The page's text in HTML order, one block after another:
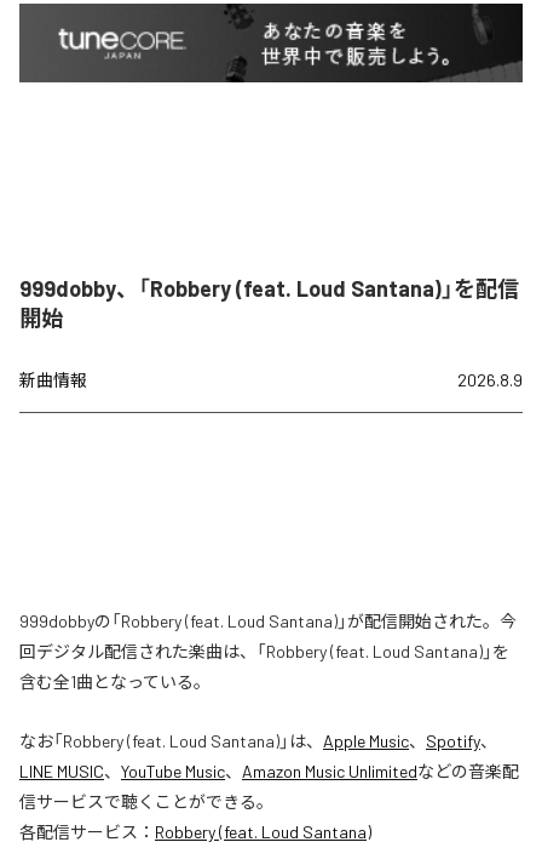
999dobby、「Robbery (feat. Loud Santana)」を配信
開始
新曲情報 2026.8.9
999dobbyの「Robbery (feat. Loud Santana)」が配信開始された。今
回デジタル配信された楽曲は、「Robbery (feat. Loud Santana)」を
含む全1曲となっている。
なお「Robbery (feat. Loud Santana)」は、 Apple Music、 Spotify、
LINE MUSIC、 YouTube Music、 Amazon Music Unlimitedなどの音楽配
信サービスで聴くことができる。
各配信サービス： Robbery (feat. Loud Santana)